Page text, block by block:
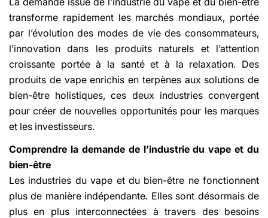
transforme rapidement les marchés mondiaux, portée
par l’évolution des modes de vie des consommateurs,
l’innovation dans les produits naturels et l’attention
croissante portée à la santé et à la relaxation. Des
produits de vape enrichis en terpènes aux solutions de
bien-être holistiques, ces deux industries convergent
pour créer de nouvelles opportunités pour les marques
et les investisseurs.
Comprendre la demande de l’industrie du vape et du
bien-être
Les industries du vape et du bien-être ne fonctionnent
plus de manière indépendante. Elles sont désormais de
plus en plus interconnectées à travers des besoins